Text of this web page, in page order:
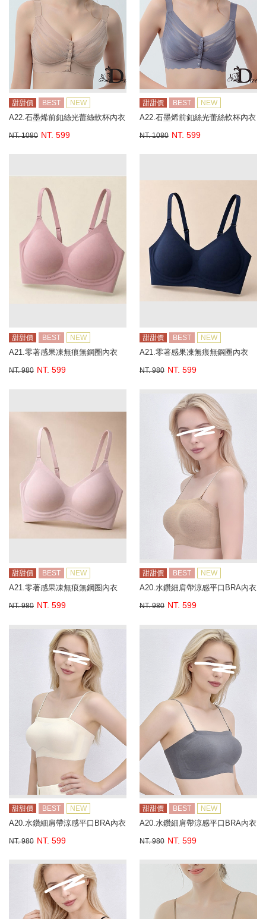
甜甜價 BEST NEW
A22.石墨烯前釦絲光蕾絲軟杯內衣
NT. 1080 NT. 599
甜甜價 BEST NEW
A22.石墨烯前釦絲光蕾絲軟杯內衣
NT. 1080 NT. 599
甜甜價 BEST NEW
A21.零著感果凍無痕無鋼圈內衣
NT. 980 NT. 599
甜甜價 BEST NEW
A21.零著感果凍無痕無鋼圈內衣
NT. 980 NT. 599
甜甜價 BEST NEW
A21.零著感果凍無痕無鋼圈內衣
NT. 980 NT. 599
甜甜價 BEST NEW
A20.水鑽細肩帶涼感平口BRA內衣
NT. 980 NT. 599
甜甜價 BEST NEW
A20.水鑽細肩帶涼感平口BRA內衣
NT. 980 NT. 599
甜甜價 BEST NEW
A20.水鑽細肩帶涼感平口BRA內衣
NT. 980 NT. 599